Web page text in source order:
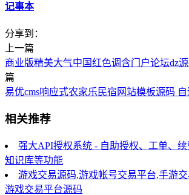
记事本
分享到：
上一篇
商业版精美大气中国红色调含门户论坛dz
篇
易优cms响应式农家乐民宿网站模板源码
相关推荐
强大API授权系统 - 自助授权、工单、续
知识库等功能
游戏交易源码,游戏帐号交易平台,手游
游戏交易平台源码